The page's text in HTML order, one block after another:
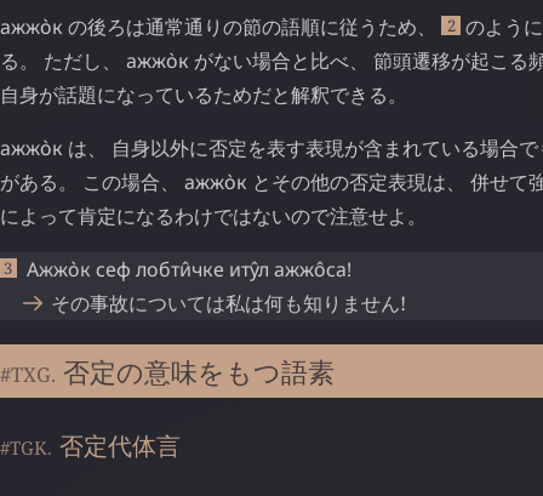
ажжо̀к の後ろは通常通りの節の語順に従うため、 2 のよう
る。 ただし、 ажжо̀к がない場合と比べ、 節頭遷移が起こる
自身が話題になっているためだと解釈できる。
ажжо̀к は、 自身以外に否定を表す表現が含まれている場合
がある。 この場合、 ажжо̀к とその他の否定表現は、 併せて
によって肯定になるわけではないので注意せよ。
Ажжо̀к сеф лобти̂чке иту̂л ажжо̂са!
その事故については私は何も知りません!
#TXG. 否定の意味をもつ語素
#TGK. 否定代体言